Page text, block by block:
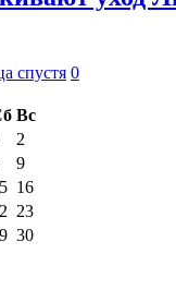
спустя 0
Вс
2
9
16
23
30